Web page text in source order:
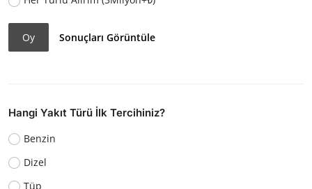
Oy Sonuçları Görüntüle
Hangi Yakıt Türü İlk Tercihiniz?
Benzin
Dizel
Tüp